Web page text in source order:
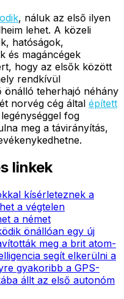
, náluk az első ilyen
lehet. A közeli
hatóságok,
és magáncégek
hogy az elsők között
rendkívül
önálló teherhajó néhány
norvég cég által épített
fog
meg a távirányítás,
linkek
kísérleteznek a
a végtelen
a német
önállóan egy új
meg a brit atom-
segít elkerülni a
gyakoribb a GPS-
állt az első autonóm